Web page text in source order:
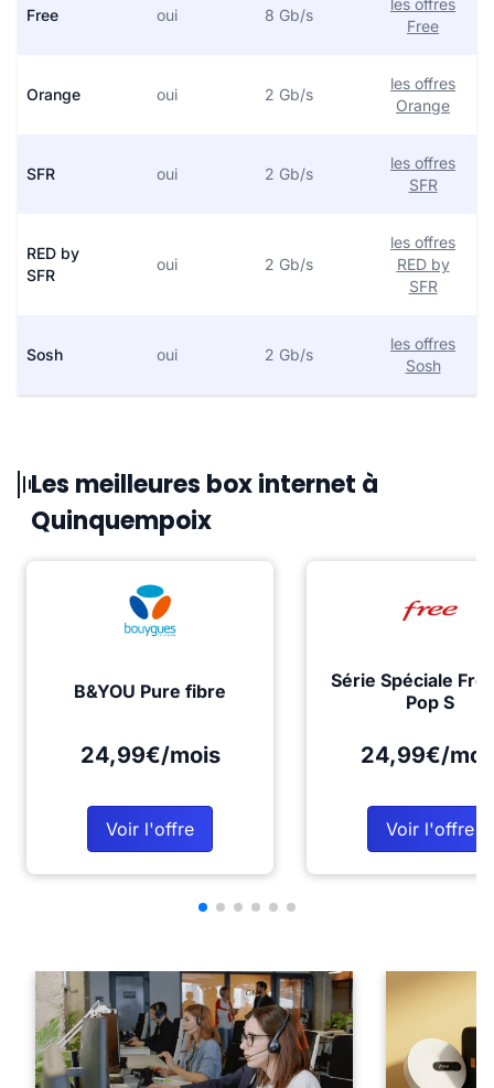
Free oui 8 Gb/s
les offres
Free
Orange oui 2 Gb/s
les offres
Orange
SFR oui 2 Gb/s
les offres
SFR
RED by
SFR
oui 2 Gb/s
les offres
RED by
SFR
Sosh oui 2 Gb/s
les offres
Sosh
Les meilleures box internet à
Quinquempoix
B&YOU Pure fibre
24,99€/mois
Voir l'offre
Série Spéciale
Pop S
24,99€/
Voir l'offre